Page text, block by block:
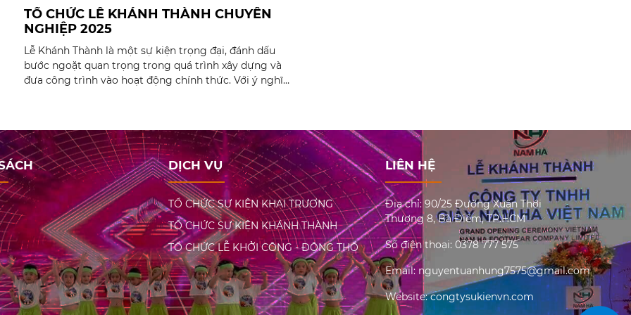
TỔ CHỨC LỄ KHÁNH THÀNH CHUYÊN
NGHIỆP 2025
Lễ Khánh Thành là một sự kiện trọng đại, đánh dấu
bước ngoặt quan trọng trong quá trình xây dựng và
đưa công trình vào hoạt động chính thức. Với ý nghĩa
truyền thống mà còn là dịp để thể hiện sự chuyên
nghiệp và uy tín của đơn vị tổ chức.
DỊCH VỤ
TỔ CHỨC SỰ KIỆN KHAI TRƯƠNG
TỔ CHỨC SỰ KIỆN KHÁNH THÀNH
TỔ CHỨC LỄ KHỞI CÔNG - ĐỘNG THỔ
LIÊN HỆ
Địa chỉ: 90/25 Đường Xuân Thới
Thượng 8, Bà Điểm, TP.HCM
Số điện thoại: 0378 777 575
Email: nguyentuanhung7575@gmail.com
Website: congtysukienvn.com